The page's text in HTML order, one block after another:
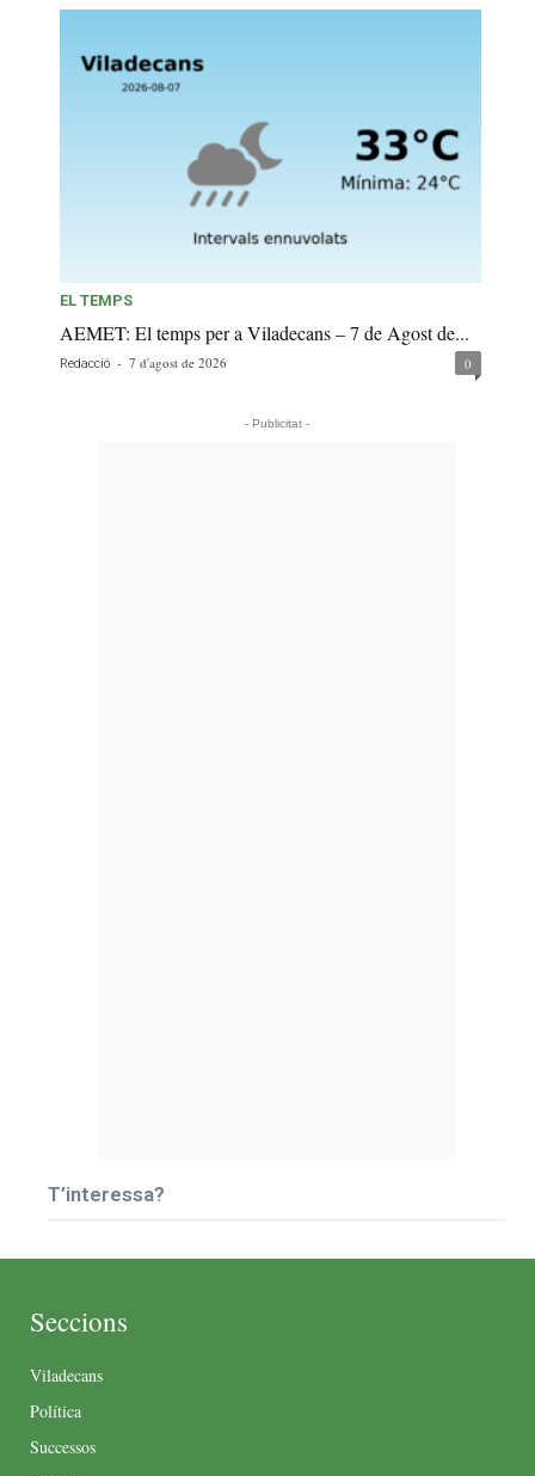
EL TEMPS
AEMET: El temps per a Viladecans – 7 de Agost de...
Redacció - 7 d'agost de 2026 0
- Publicitat -
T’interessa?
Seccions
Viladecans
Política
Successos